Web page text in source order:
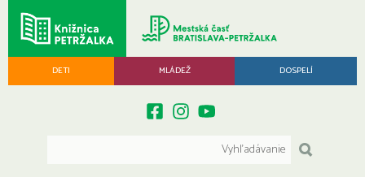
DETI MLÁDEŽ DOSPELÍ